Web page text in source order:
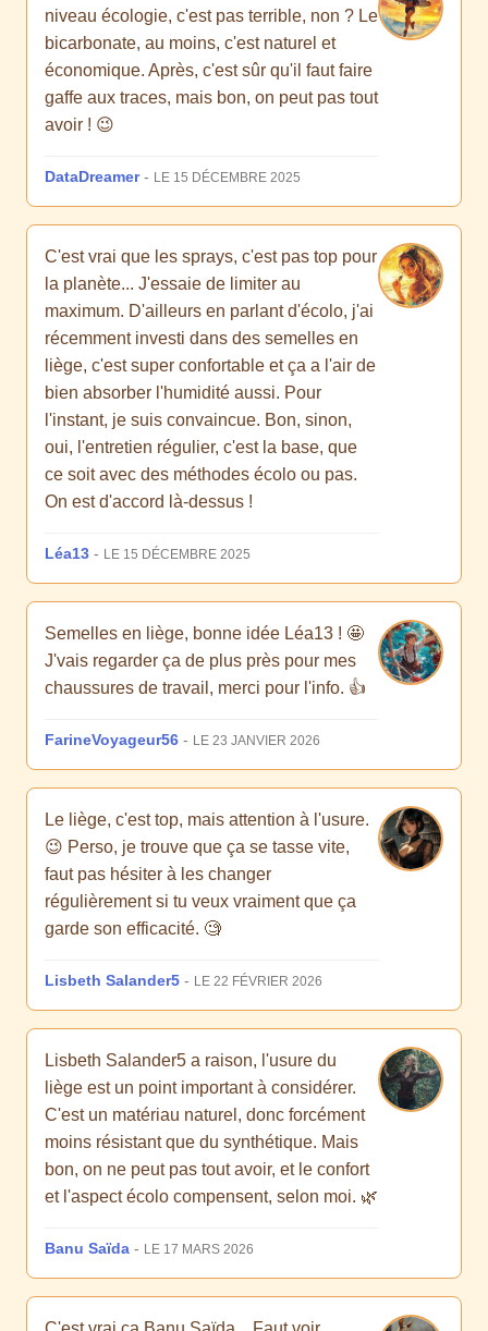
niveau écologie, c'est pas terrible, non ? Le
bicarbonate, au moins, c'est naturel et
économique. Après, c'est sûr qu'il faut faire
gaffe aux traces, mais bon, on peut pas tout
avoir ! 😉
DataDreamer- LE 15 DÉCEMBRE 2025
C'est vrai que les sprays, c'est pas top pour
la planète... J'essaie de limiter au
maximum. D'ailleurs en parlant d'écolo, j'ai
récemment investi dans des semelles en
liège, c'est super confortable et ça a l'air de
bien absorber l'humidité aussi. Pour
l'instant, je suis convaincue. Bon, sinon,
oui, l'entretien régulier, c'est la base, que
ce soit avec des méthodes écolo ou pas.
On est d'accord là-dessus !
Léa13 - LE 15 DÉCEMBRE 2025
Semelles en liège, bonne idée Léa13 ! 🤩
J'vais regarder ça de plus près pour mes
chaussures de travail, merci pour l'info. 👍
FarineVoyageur56 - LE 23 JANVIER 2026
Le liège, c'est top, mais attention à l'usure.
😉 Perso, je trouve que ça se tasse vite,
faut pas hésiter à les changer
régulièrement si tu veux vraiment que ça
garde son efficacité. 🧐
Lisbeth Salander5 - LE 22 FÉVRIER 2026
Lisbeth Salander5 a raison, l'usure du
liège est un point important à considérer.
C'est un matériau naturel, donc forcément
moins résistant que du synthétique. Mais
bon, on ne peut pas tout avoir, et le confort
et l'aspect écolo compensent, selon moi. 🌿
Banu Saïda - LE 17 MARS 2026